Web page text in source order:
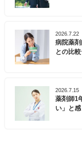
2026.7.22
病院薬
との比
2026.7.15
薬剤師1
い」と